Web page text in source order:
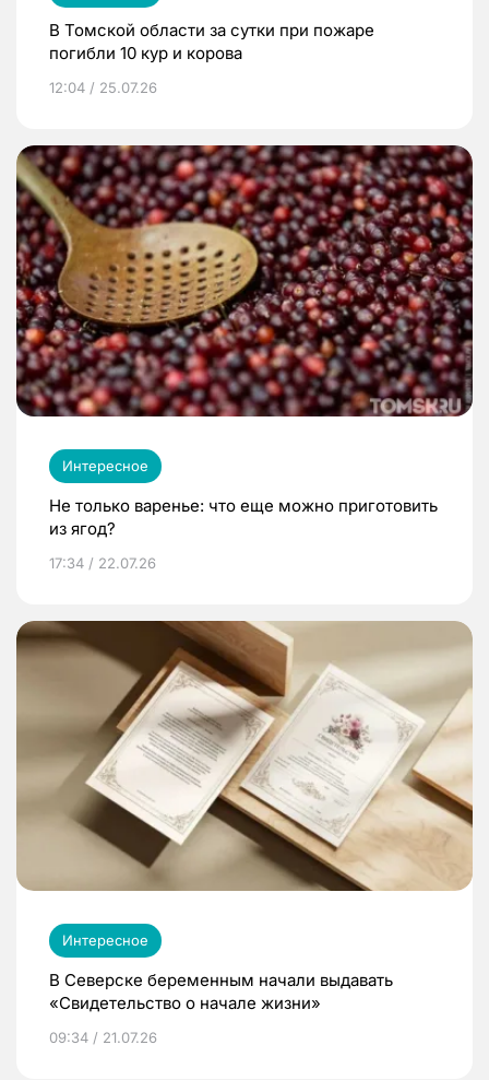
В Томской области за сутки при пожаре
погибли 10 кур и корова
12:04 / 25.07.26
Интересное
Не только варенье: что еще можно приготовить
из ягод?
17:34 / 22.07.26
Интересное
В Северске беременным начали выдавать
«Свидетельство о начале жизни»
09:34 / 21.07.26